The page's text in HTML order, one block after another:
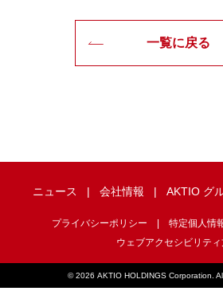
一覧に戻る
ニュース 会社情報 AKTIO グ
プライバシーポリシー
特定個人情
ウェブアクセシビリテ
©2026 AKTIO HOLDINGS Corporation.